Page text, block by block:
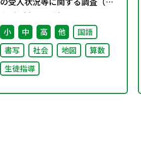
和5年度）」の結果について
小 中 高 他
国語
書写
社会 地図
算数
生徒指導